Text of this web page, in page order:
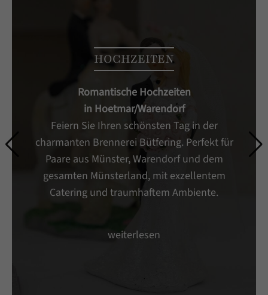
HOCHZEITEN
Romantische Hochzeiten
in Hoetmar/Warendorf
Feiern Sie Ihren schönsten Tag in der
charmanten Brennerei Bütfering. Perfekt für
Paare aus Münster, Warendorf und dem
gesamten Münsterland, mit exzellentem
Catering und traumhaftem Ambiente.
weiterlesen